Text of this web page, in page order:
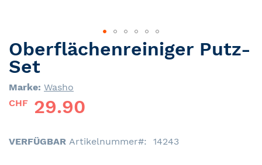
Skip
to
the
beginning
the
gallery
Oberflächenreiniger Putz-
Set
Marke: Washo
CHF 29.90
VERFÜGBAR Artikelnummer 14243